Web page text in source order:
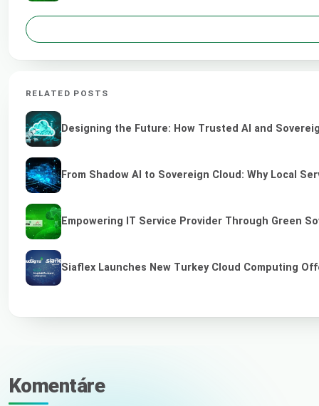
RELATED POSTS
Designing the Future: How Trusted AI and
From Shadow AI to Sovereign Cloud: Why Local
Empowering IT Service Provider Through Green
Siaflex Launches New Turkey Cloud Computing
Komentáre